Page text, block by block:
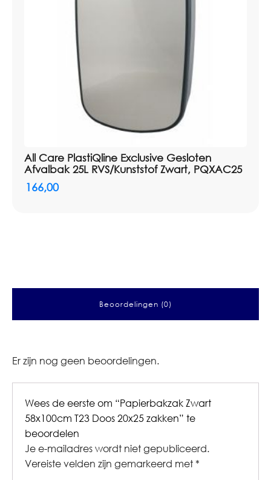
All Care PlastiQline Exclusive Gesloten
Afvalbak 25L RVS/Kunststof Zwart, PQXAC25
166,00
Beoordelingen (0)
Er zijn nog geen beoordelingen.
Wees de eerste om “Papierbakzak Zwart
58x100cm T23 Doos 20x25 zakken” te
beoordelen
Je e-mailadres wordt niet gepubliceerd.
Vereiste velden zijn gemarkeerd met *